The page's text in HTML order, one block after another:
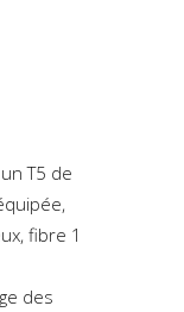
T5 de
fibre 1
des